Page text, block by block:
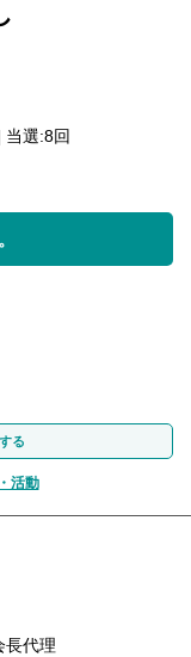
当選:8回
る
活動
長代理